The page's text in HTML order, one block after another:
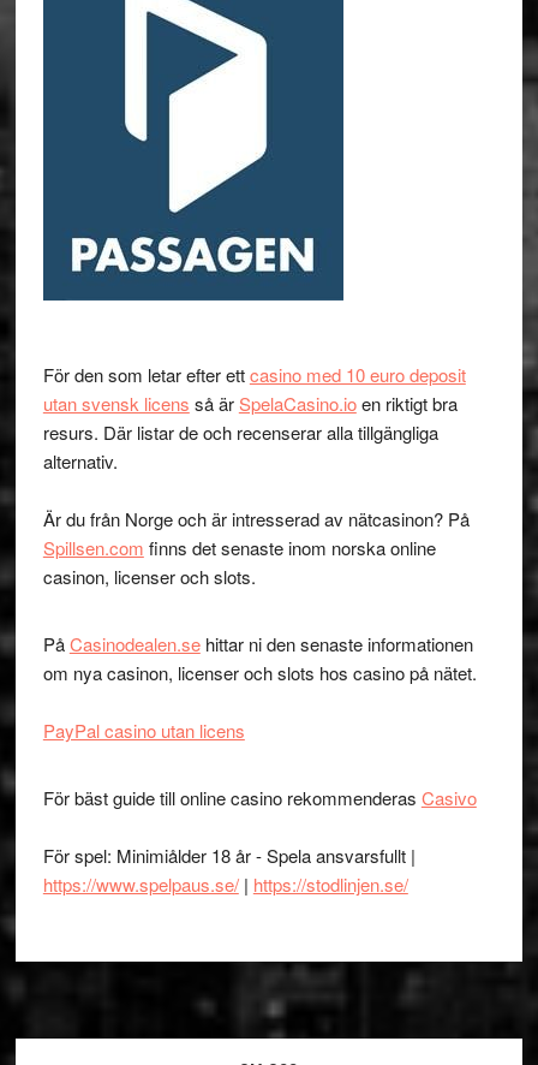
För den som letar efter ettcasino med 10 euro deposit
utan svensk licens så ärSpelaCasino.ioen riktigt bra
resurs. Där listar de och recenserar alla tillgängliga
alternativ.
Är du från Norge och är intresserad av nätcasinon? På
Spillsen.com finns det senaste inom norska online
casinon, licenser och slots.
PåCasinodealen.sehittar ni den senaste informationen
om nya casinon, licenser och slots hos casino på nätet.
PayPal casino utan licens
För bäst guide till online casino rekommenderas Casivo
För spel: Minimiålder 18 år - Spela ansvarsfullt |
https://www.spelpaus.se/| https://stodlinjen.se/